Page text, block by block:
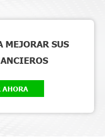
MEJORAR SUS
AHORA